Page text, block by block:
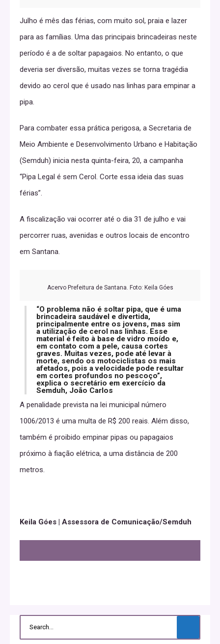
Julho é mês das férias, com muito sol, praia e lazer
para as famílias. Uma das principais brincadeiras neste
período é a de soltar papagaios. No entanto, o que
deveria ser diversão, muitas vezes se torna tragédia
devido ao cerol que é usado nas linhas para empinar a
pipa.
Para combater essa prática perigosa, a Secretaria de
Meio Ambiente e Desenvolvimento Urbano e Habitação
(Semduh) inicia nesta quinta-feira, 20, a campanha
“Pipa Legal é sem Cerol. Corte essa ideia das suas
férias”.
A fiscalização vai ocorrer até o dia 31 de julho e vai
percorrer ruas, avenidas e outros locais de encontro
em Santana.
Acervo Prefeitura de Santana. Foto: Keila Góes
“O problema não é soltar pipa, que é uma
brincadeira saudável e divertida,
principalmente entre os jovens, mas sim
a utilização de cerol nas linhas. Esse
material é feito à base de vidro moído e,
em contato com a pele, causa cortes
graves. Muitas vezes, pode até levar à
morte, sendo os motociclistas os mais
afetados, pois a velocidade pode resultar
em cortes profundos no pescoço”,
explica o secretário em exercício da
Semduh, João Carlos
A penalidade prevista na lei municipal número
1006/2013 é uma multa de R$ 200 reais. Além disso,
também é proibido empinar pipas ou papagaios
próximo à fiação elétrica, a uma distância de 200
metros.
Keila Góes | Assessora de Comunicação/Semduh